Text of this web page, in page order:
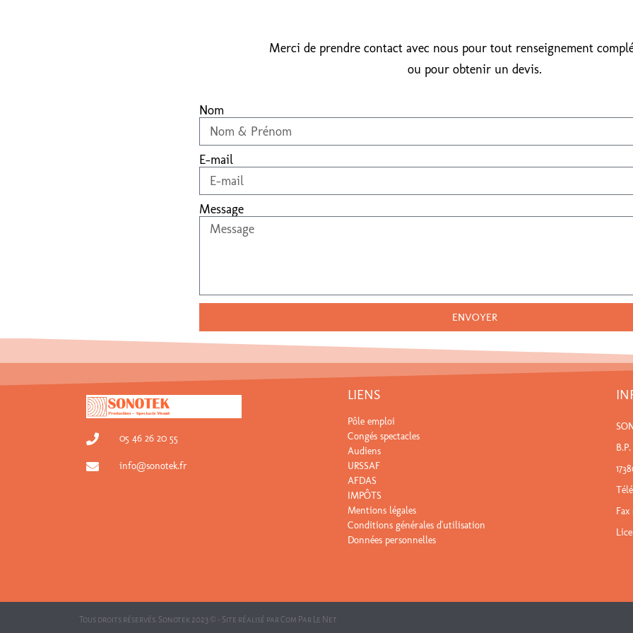
Merci de prendre contact avec nous pour tout renseignement
ou pour obtenir un devis.
Nom
E-mail
Message
ENVOYER
05 46 26 20 55
info@sonotek.fr
LIENS
Pôle emploi
Congés spectacles
Audiens
URSSAF
AFDAS
IMPÔTS
Mentions légales
Conditions générales d'utilisation
Données personnelles
B.P.
Fax
Tous droits réservés. Sonotek 2023 © - Site réalisé par Com Par Le Net